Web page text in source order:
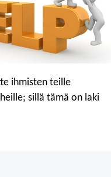
ihmisten teille
sillä tämä on laki